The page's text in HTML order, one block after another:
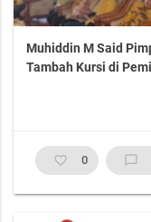
Muhiddin M Said
Tambah Kursi di
favorite_border 0 chat_bubble_outline